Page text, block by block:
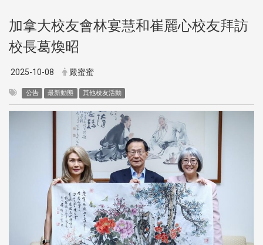
加拿大校友會林宴慧和崔麗心校友拜訪
校長葛煥昭
2025-10-08 嚴蜜蜜
公告 最新動態 其他校友活動